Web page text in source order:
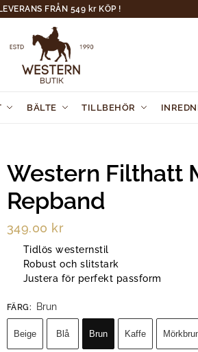
FRÅN 549 kr KÖP !
BÄLTE TILLBEHÖR
Western Filthatt
Repband
349.00 kr
Tidlös westernstil
Robust och slitstark
Justera för perfekt passform
FÄRG: Brun
Beige Blå Brun Kaffe